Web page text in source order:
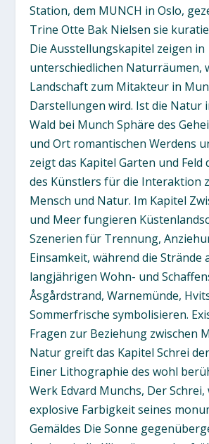
Station, dem MUNCH in Oslo,
Trine Otte Bak Nielsen sie
Die Ausstellungskapitel zeigen in
unterschiedlichen Naturräumen,
Landschaft zum Mitakteur in
Darstellungen wird. Ist die Natur
Wald bei Munch Sphäre des
und Ort romantischen Werdens
zeigt das Kapitel Garten und Feld
des Künstlers für die Interaktion
Mensch und Natur. Im Kapitel
und Meer fungieren
Szenerien für Trennung,
Einsamkeit, während die Strände
langjährigen Wohn- und
Åsgårdstrand, Warnemünde,
Sommerfrische symbolisieren.
Fragen zur Beziehung zwischen
Natur greift das Kapitel Schrei
Einer Lithographie des wohl
Werk Edvard Munchs, Der Schrei,
explosive Farbigkeit seines
Gemäldes Die Sonne